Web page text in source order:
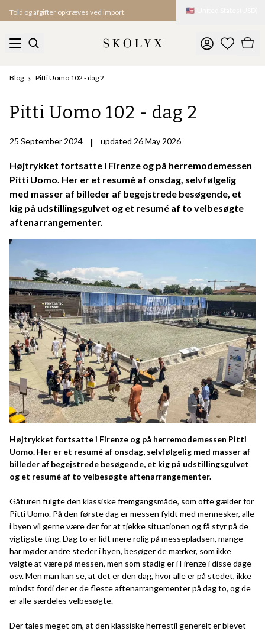
Told og afgifter opkræves ved import 🇺🇸
Blog Pitti Uomo 102 - dag 2
Pitti Uomo 102 - dag 2
25 September 2024 | updated 26 May 2026
Højtrykket fortsatte i Firenze og på herremodemessen
Pitti Uomo. Her er et resumé af onsdag, selvfølgelig
med masser af billeder af begejstrede besøgende, et
kig på udstillingsgulvet og et resumé af to velbesøgte
aftenarrangementer.
Højtrykket fortsatte i Firenze og på herremodemessen Pitti
Uomo. Her er et resumé af onsdag, selvfølgelig med masser af
billeder af begejstrede besøgende, et kig på udstillingsgulvet
og et resumé af to velbesøgte aftenarrangementer.
Gåturen fulgte den klassiske fremgangsmåde, som ofte gælder for
Pitti Uomo. På den første dag er messen fyldt med mennesker, alle
i byen vil gerne være der for at tjekke situationen og få styr på de
vigtigste ting. Dag to er lidt mere rolig på messepladsen, mange
har møder andre steder i byen, besøger de mærker, som ikke
valgte at være på messen, men som stadig er i Firenze i disse dage
osv. Men man kan se, at det er den dag, hvor alle er på stedet, ikke
mindst fordi der er de fleste aftenarrangementer på dag to, og de
er alle særdeles velbesøgte.
Der tales meget om, at den klassiske herrestil generelt er blevet